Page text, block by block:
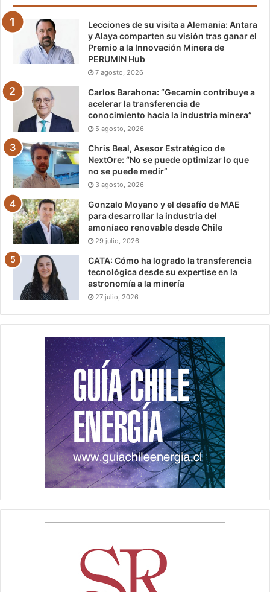
Lecciones de su visita a Alemania: Antara
y Alaya comparten su visión tras ganar el
Premio a la Innovación Minera de
PERUMIN Hub
7 agosto, 2026
Carlos Barahona: “Gecamin contribuye a
acelerar la transferencia de
conocimiento hacia la industria minera”
5 agosto, 2026
Chris Beal, Asesor Estratégico de
NextOre: “No se puede optimizar lo que
no se puede medir”
3 agosto, 2026
Gonzalo Moyano y el desafío de MAE
para desarrollar la industria del
amoníaco renovable desde Chile
29 julio, 2026
CATA: Cómo ha logrado la transferencia
tecnológica desde su expertise en la
astronomía a la minería
27 julio, 2026